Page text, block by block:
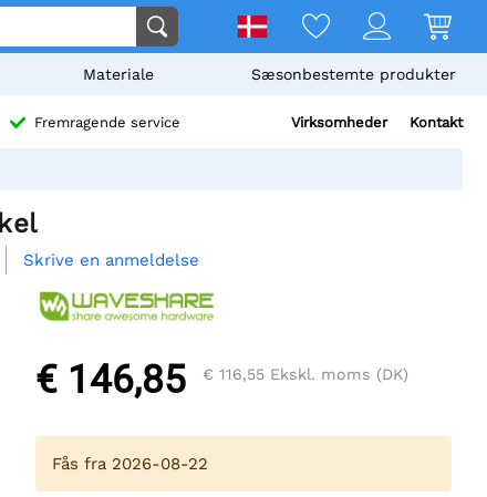
Materiale Sæsonbestemte produkter
Fremragende service Virksomheder Kontakt
Skrive en anmeldelse
€ 146,85 € 116,55 Ekskl. moms (DK)
Fås fra 2026-08-22